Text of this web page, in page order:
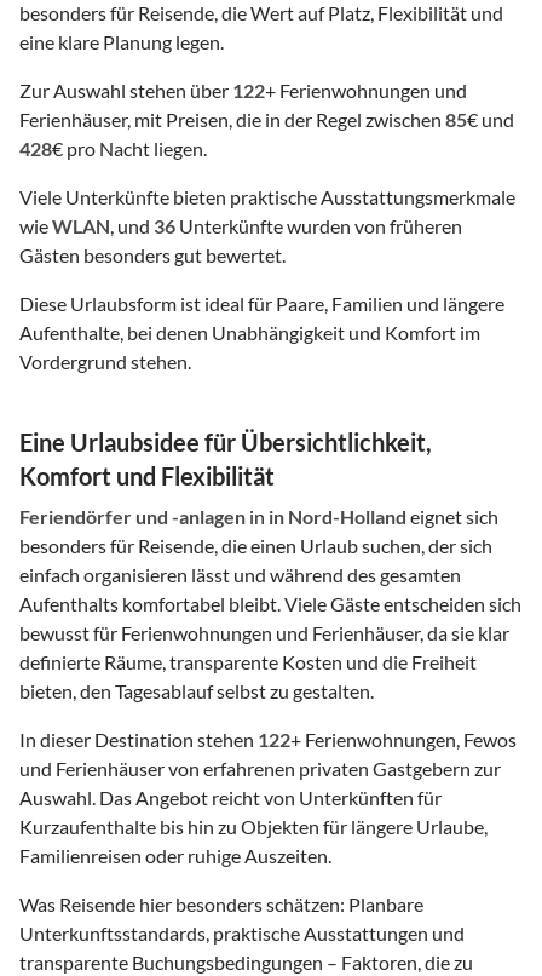
besonders für Reisende, die Wert auf Platz, Flexibilität und
eine klare Planung legen.
Zur Auswahl stehen über 122+ Ferienwohnungen und
Ferienhäuser, mit Preisen, die in der Regel zwischen 85€ und
428€ pro Nacht liegen.
Viele Unterkünfte bieten praktische Ausstattungsmerkmale
wieWLAN, und 36 Unterkünfte wurden von früheren
Gästen besonders gut bewertet.
Diese Urlaubsform ist ideal für Paare, Familien und längere
Aufenthalte, bei denen Unabhängigkeit und Komfort im
Vordergrund stehen.
Eine Urlaubsidee für Übersichtlichkeit,
Komfort und Flexibilität
Feriendörfer und -anlagen in in Nord-Holland eignet sich
besonders für Reisende, die einen Urlaub suchen, der sich
einfach organisieren lässt und während des gesamten
Aufenthalts komfortabel bleibt. Viele Gäste entscheiden sich
bewusst für Ferienwohnungen und Ferienhäuser, da sie klar
definierte Räume, transparente Kosten und die Freiheit
bieten, den Tagesablauf selbst zu gestalten.
In dieser Destination stehen 122+ Ferienwohnungen, Fewos
und Ferienhäuser von erfahrenen privaten Gastgebern zur
Auswahl. Das Angebot reicht von Unterkünften für
Kurzaufenthalte bis hin zu Objekten für längere Urlaube,
Familienreisen oder ruhige Auszeiten.
Was Reisende hier besonders schätzen: Planbare
Unterkunftsstandards, praktische Ausstattungen und
transparente Buchungsbedingungen – Faktoren, die zu